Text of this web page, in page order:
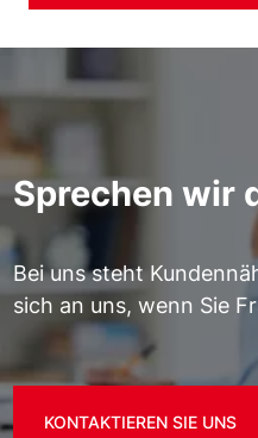
Sprechen wir
Bei uns steht
sich an uns, wenn Sie
KONTAKTIEREN SIE UNS